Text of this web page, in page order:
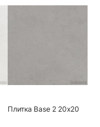
Плитка Base 2 20х20